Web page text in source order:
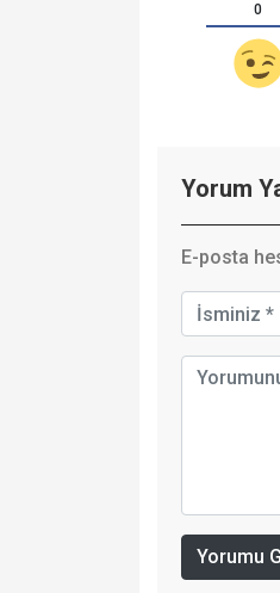
0
Yorum
E-posta
Yorumu